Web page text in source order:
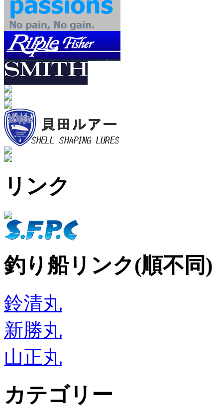
リンク
釣り船リンク(順不同)
鈴清丸
新勝丸
山正丸
カテゴリー